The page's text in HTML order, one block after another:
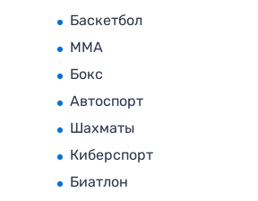
Баскетбол
MMA
Бокс
Автоспорт
Шахматы
Киберспорт
Биатлон